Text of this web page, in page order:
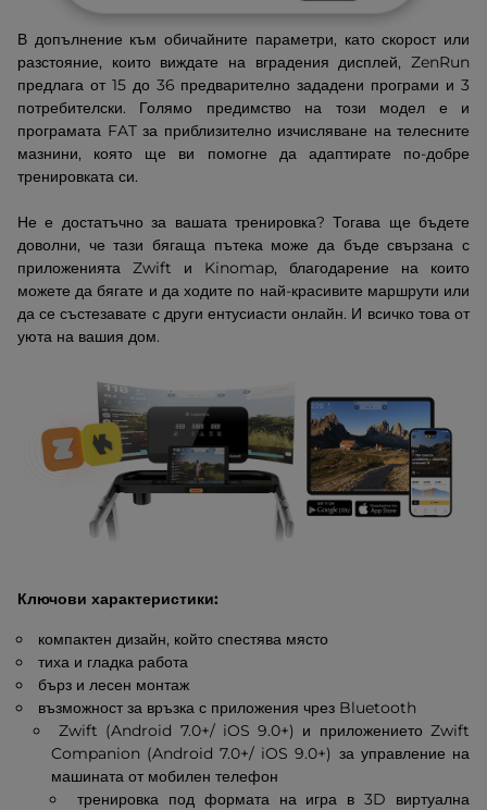
В допълнение към обичайните параметри, като скорост или
разстояние, които виждате на вградения дисплей, ZenRun
предлага от 15 до 36 предварително зададени програми и 3
потребителски. Голямо предимство на този модел е и
програмата FAT за приблизително изчисляване на телесните
мазнини, която ще ви помогне да адаптирате по-добре
тренировката си.
Не е достатъчно за вашата тренировка? Тогава ще бъдете
доволни, че тази бягаща пътека може да бъде свързана с
приложенията Zwift и Kinomap, благодарение на които
можете да бягате и да ходите по най-красивите маршрути или
да се състезавате с други ентусиасти онлайн. И всичко това от
уюта на вашия дом.
Ключови характеристики:
компактен дизайн, който спестява място
тиха и гладка работа
бърз и лесен монтаж
възможност за връзка с приложения чрез Bluetooth
Zwift (Android 7.0+/ iOS 9.0+) и приложението Zwift
Companion (Android 7.0+/ iOS 9.0+) за управление на
машината от мобилен телефон
тренировка под формата на игра в 3D виртуална